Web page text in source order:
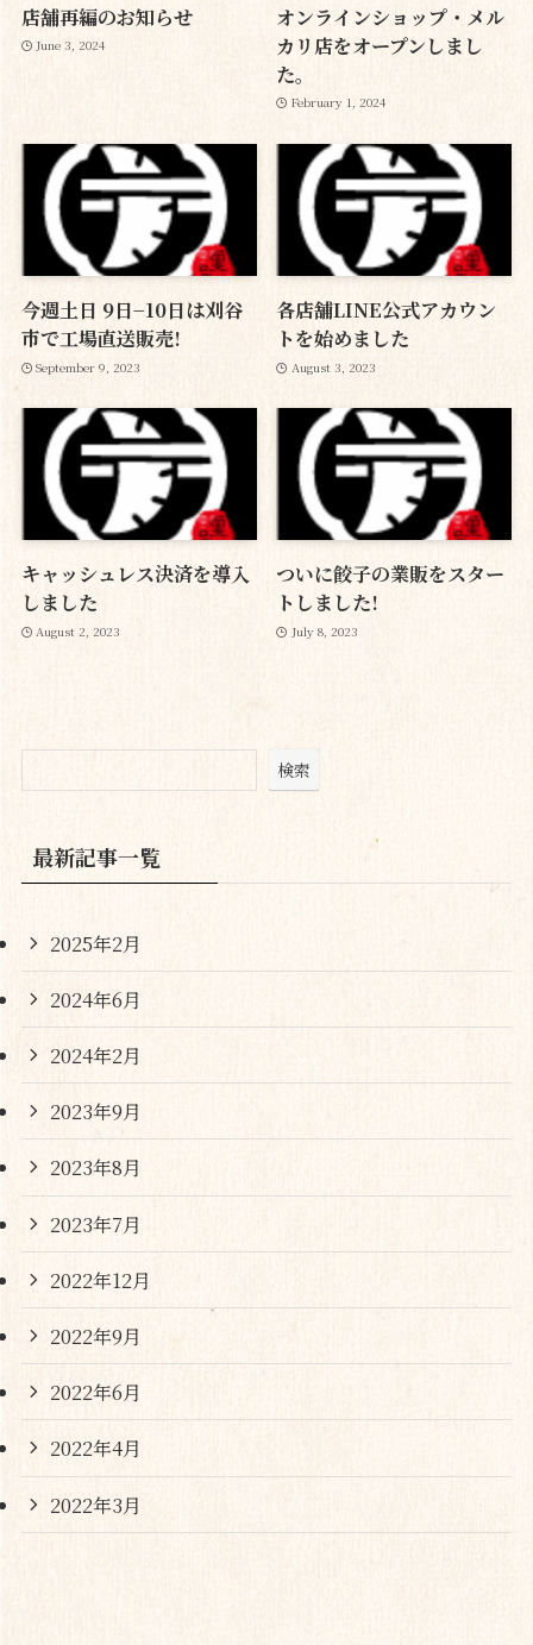
店舗再編のお知らせ
June 3, 2024
オンラインショップ・メル
カリ店をオープンしまし
た。
February 1, 2024
今週土日 9日−10日は刈谷
市で工場直送販売!
September 9, 2023
各店舗LINE公式アカウン
トを始めました
August 3, 2023
キャッシュレス決済を導入
しました
August 2, 2023
ついに餃子の業販をスター
トしました!
July 8, 2023
検索
最新記事一覧
2025年2月
2024年6月
2024年2月
2023年9月
2023年8月
2023年7月
2022年12月
2022年9月
2022年6月
2022年4月
2022年3月